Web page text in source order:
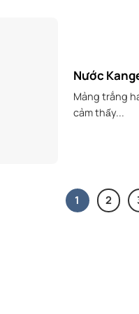
Nước
Mảng trắng
cảm thấy...
1 2